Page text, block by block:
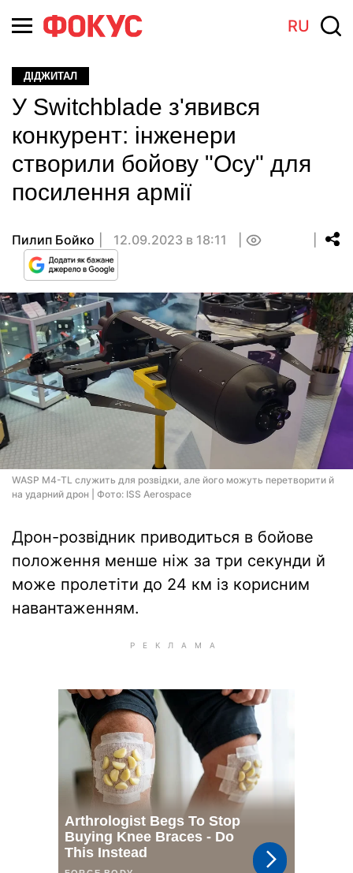
RU
ДІДЖИТАЛ
У Switchblade з'явився
конкурент: інженери
створили бойову "Осу" для
посилення армії
Пилип Бойко 12.09.2023 в 18:11
WASP M4-TL служить для розвідки, але його можуть перетворити й
на ударний дрон | Фото: ISS Aerospace
Дрон-розвідник приводиться в бойове
положення менше ніж за три секунди й
може пролетіти до 24 км із корисним
навантаженням.